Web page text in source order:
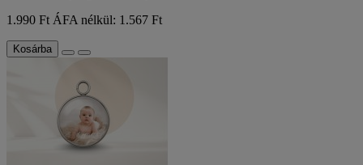
1.990 Ft ÁFA nélkül: 1.567 Ft
Kosárba